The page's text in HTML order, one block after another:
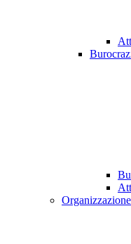
Organizzazione